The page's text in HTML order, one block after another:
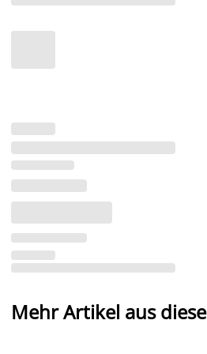
Mehr Artikel aus